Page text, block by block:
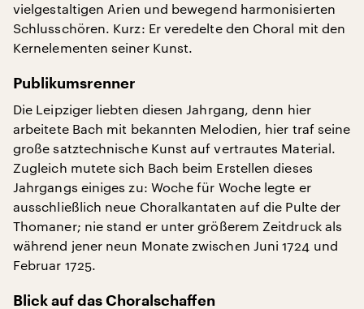
vielgestaltigen Arien und bewegend harmonisierten
Schlusschören. Kurz: Er veredelte den Choral mit den
Kernelementen seiner Kunst.
Publikumsrenner
Die Leipziger liebten diesen Jahrgang, denn hier
arbeitete Bach mit bekannten Melodien, hier traf seine
große satztechnische Kunst auf vertrautes Material.
Zugleich mutete sich Bach beim Erstellen dieses
Jahrgangs einiges zu: Woche für Woche legte er
ausschließlich neue Choralkantaten auf die Pulte der
Thomaner; nie stand er unter größerem Zeitdruck als
während jener neun Monate zwischen Juni 1724 und
Februar 1725.
Blick auf das Choralschaffen